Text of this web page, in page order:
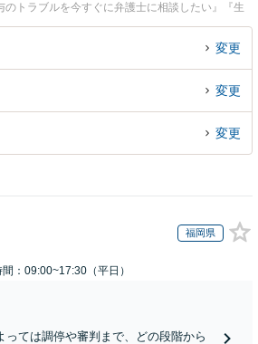
トラブルを今すぐに弁護士に相談したい』『生
士に相談予約したい』などでお困りの相談者さん
変更
変更
変更
福岡県
：09:00~17:30（平日）
っては調停や審判まで、どの段階から